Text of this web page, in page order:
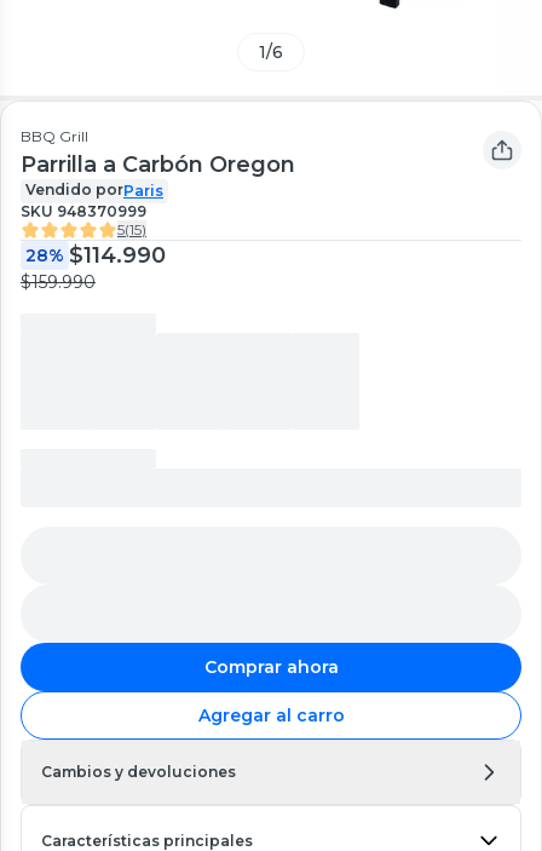
1/6
BBQ Grill
Parrilla a Carbón Oregon
Vendido porParis
SKU 948370999
5(15)
28% $114.990
$159.990
Comprar ahora
Agregar al carro
Cambios y devoluciones
Características principales